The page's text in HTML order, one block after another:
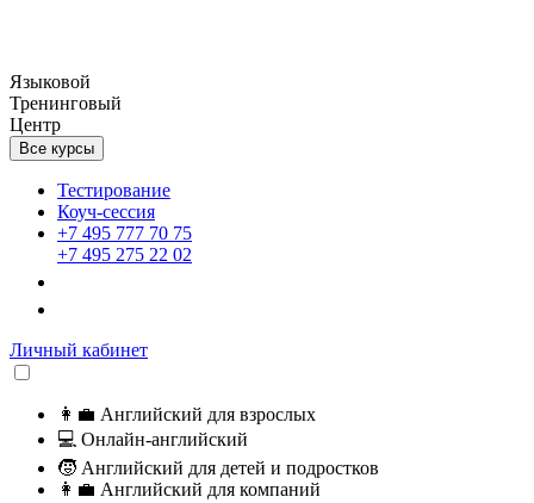
Языковой
Тренинговый
Центр
Все курсы
Тестирование
Коуч-сессия
+7 495 777 70 75
+7 495 275 22 02
Личный кабинет
👩‍💼 Английский для взрослых
💻 Онлайн-английский
🧒 Английский для детей и подростков
👩‍💼 Английский для компаний